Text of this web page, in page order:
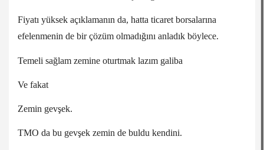
Fiyatı yüksek açıklamanın da, hatta ticaret borsalarına
efelenmenin de bir çözüm olmadığını anladık böylece.
Temeli sağlam zemine oturtmak lazım galiba
Ve fakat
Zemin gevşek.
TMO da bu gevşek zemin de buldu kendini.